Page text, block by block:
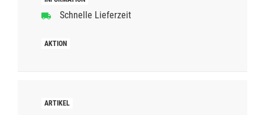
Schnelle Lieferzeit